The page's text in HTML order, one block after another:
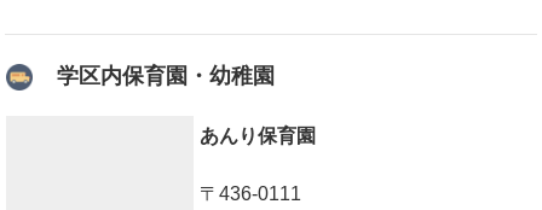
学区内保育園・幼稚園
あんり保育園
〒436-0111